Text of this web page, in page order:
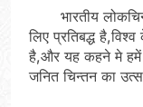
भारतीय
लिए प्रतिबद्ध
है,और यह कहने मे हमें
जनित चिन्तन का